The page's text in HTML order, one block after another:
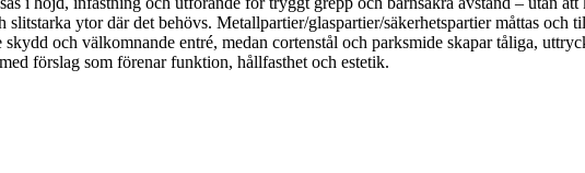
slitstarka ytor där det behövs. Metallpartier/glaspartier/säkerhetspartier måttas
skydd och välkomnande entré, medan cortenstål och parksmide skapar tåliga,
förslag som förenar funktion, hållfasthet och estetik.